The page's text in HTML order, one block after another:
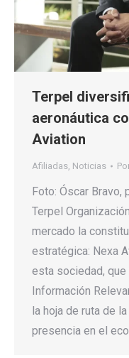
Terpel
aeronáutica
Aviation
Afiliadas, Noticias
Foto: Óscar
Terpel
mercado la
estratégica: Nexa
esta sociedad,
Información
la hoja de ruta de
presencia en el